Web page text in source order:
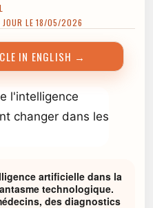
LE 18/05/2026
IN ENGLISH →
artificielle dans la
technologique.
des diagnostics